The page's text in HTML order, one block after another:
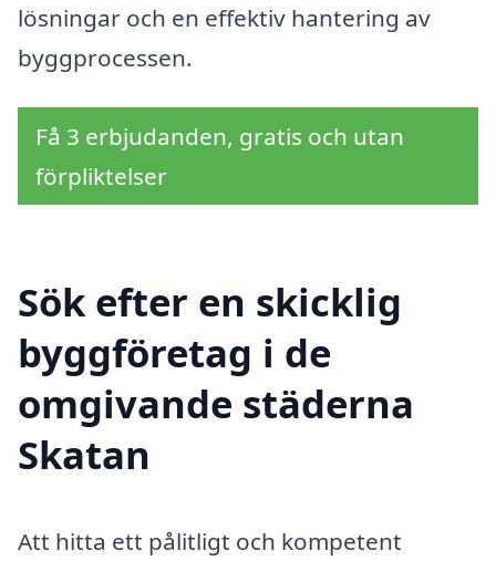
lösningar och en effektiv hantering av
byggprocessen.
Få 3 erbjudanden, gratis och utan
förpliktelser
Sök efter en skicklig
byggföretag i de
omgivande städerna
Skatan
Att hitta ett pålitligt och kompetent